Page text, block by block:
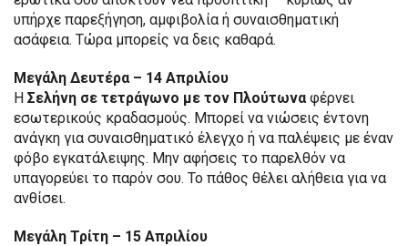
υπήρχε παρεξήγηση, αμφιβολία ή συναισθηματική
ασάφεια. Τώρα μπορείς να δεις καθαρά.
Μεγάλη Δευτέρα – 14 Απριλίου
Η Σελήνη σε τετράγωνο με τον Πλούτωναφέρνει
εσωτερικούς κραδασμούς. Μπορεί να νιώσεις έντονη
ανάγκη για συναισθηματικό έλεγχο ή να παλέψεις με έναν
φόβο εγκατάλειψης. Μην αφήσεις το παρελθόν να
υπαγορεύει το παρόν σου. Το πάθος θέλει αλήθεια για να
ανθίσει.
Μεγάλη Τρίτη – 15 Απριλίου